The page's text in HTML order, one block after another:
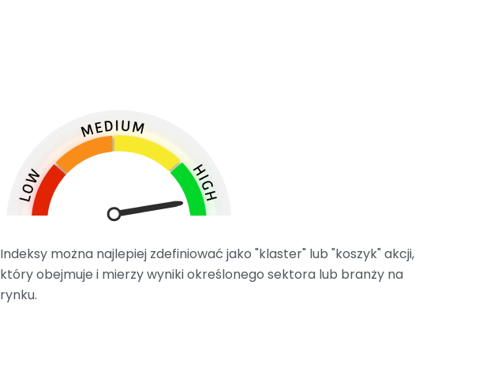
Indeksy można najlepiej zdefiniować jako "klaster" lub "koszyk" akcji,
który obejmuje i mierzy wyniki określonego sektora lub branży na
rynku.